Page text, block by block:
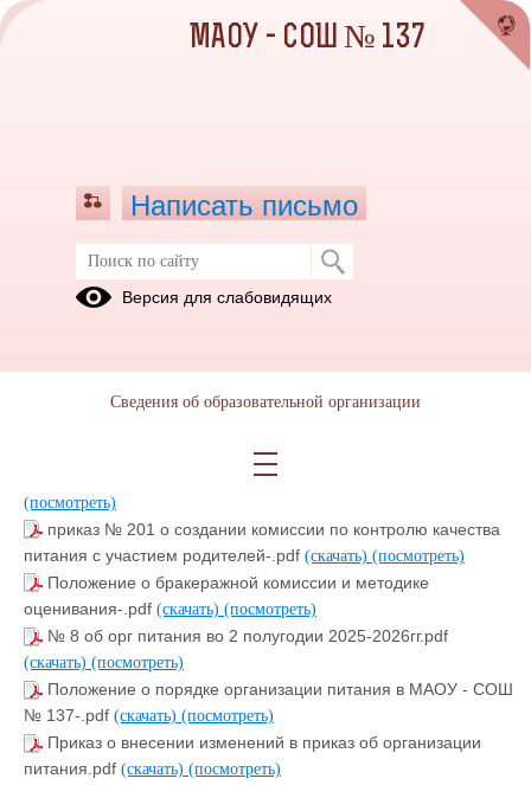
Локальные акты школы по питанию
(посмотреть)
приказ о бракеражной комиссии 2025-2026-.pdf
(посмотреть)
приказ № 201 о создании комиссии по контролю качества
питания с участием родителей-.pdf (скачать) (посмотреть)
Положение о бракеражной комиссии и методике
оценивания-.pdf (скачать) (посмотреть)
№ 8 об орг питания во 2 полугодии 2025-2026гг.pdf
(скачать) (посмотреть)
Положение о порядке организации питания в МАОУ - СОШ
№ 137-.pdf (скачать) (посмотреть)
Приказ о внесении изменений в приказ об организации
питания.pdf (скачать) (посмотреть)
МАОУ - СОШ № 137
Написать письмо
Версия для слабовидящих
Сведения об образовательной организации